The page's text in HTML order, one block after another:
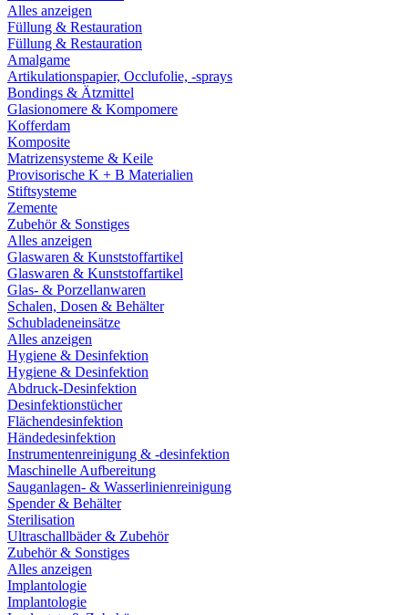
Alles anzeigen
Füllung & Restauration
Füllung & Restauration
Amalgame
Artikulationspapier, Occlufolie, -sprays
Bondings & Ätzmittel
Glasionomere & Kompomere
Kofferdam
Komposite
Matrizensysteme & Keile
Provisorische K + B Materialien
Stiftsysteme
Zemente
Zubehör & Sonstiges
Alles anzeigen
Glaswaren & Kunststoffartikel
Glaswaren & Kunststoffartikel
Glas- & Porzellanwaren
Schalen, Dosen & Behälter
Schubladeneinsätze
Alles anzeigen
Hygiene & Desinfektion
Hygiene & Desinfektion
Abdruck-Desinfektion
Desinfektionstücher
Flächendesinfektion
Händedesinfektion
Instrumentenreinigung & -desinfektion
Maschinelle Aufbereitung
Sauganlagen- & Wasserlinienreinigung
Spender & Behälter
Sterilisation
Ultraschallbäder & Zubehör
Zubehör & Sonstiges
Alles anzeigen
Implantologie
Implantologie